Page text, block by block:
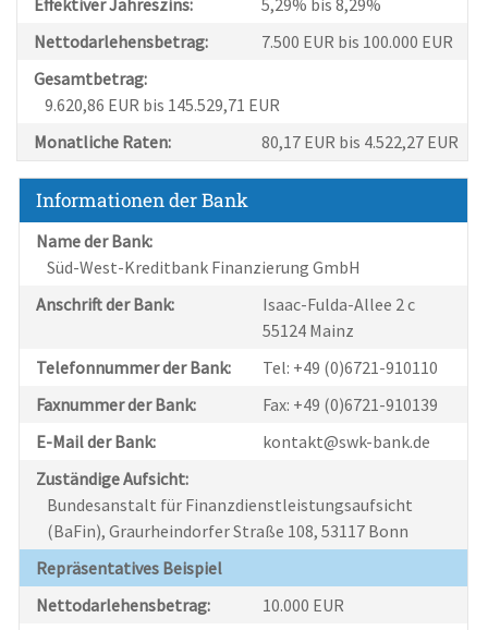
Effektiver Jahreszins:
5,29% bis 8,29%
Nettodarlehensbetrag:
7.500 EUR bis 100.000 EUR
Gesamtbetrag:
9.620,86 EUR bis 145.529,71 EUR
Monatliche Raten:
80,17 EUR bis 4.522,27 EUR
Informationen der Bank
Name der Bank:
Süd-West-Kreditbank Finanzierung GmbH
Anschrift der Bank:
Isaac-Fulda-Allee 2 c
55124 Mainz
Telefonnummer der Bank:
Tel: +49 (0)6721-910110
Faxnummer der Bank:
Fax: +49 (0)6721-910139
E-Mail der Bank:
kontakt@swk-bank.de
Zuständige Aufsicht:
Bundesanstalt für Finanzdienstleistungsaufsicht
(BaFin), Graurheindorfer Straße 108, 53117 Bonn
Repräsentatives Beispiel
Nettodarlehensbetrag:
10.000 EUR